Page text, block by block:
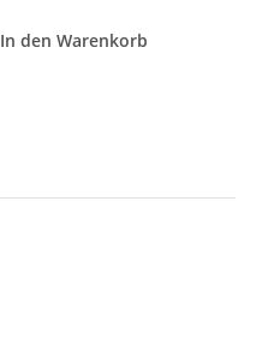
In den Warenkorb